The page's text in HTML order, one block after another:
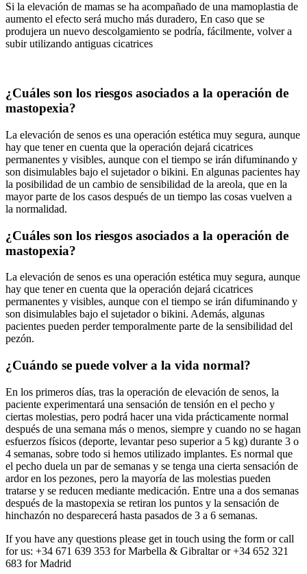
Si la elevación de mamas se ha acompañado de una mamoplastia de
aumento el efecto será mucho más duradero, En caso que se
produjera un nuevo descolgamiento se podría, fácilmente, volver a
subir utilizando antiguas cicatrices
¿Cuáles son los riesgos asociados a la operación de
mastopexia?
La elevación de senos es una operación estética muy segura, aunque
hay que tener en cuenta que la operación dejará cicatrices
permanentes y visibles, aunque con el tiempo se irán difuminando y
son disimulables bajo el sujetador o bikini. En algunas pacientes hay
la posibilidad de un cambio de sensibilidad de la areola, que en la
mayor parte de los casos después de un tiempo las cosas vuelven a
la normalidad.
¿Cuáles son los riesgos asociados a la operación de
mastopexia?
La elevación de senos es una operación estética muy segura, aunque
hay que tener en cuenta que la operación dejará cicatrices
permanentes y visibles, aunque con el tiempo se irán difuminando y
son disimulables bajo el sujetador o bikini. Además, algunas
pacientes pueden perder temporalmente parte de la sensibilidad del
pezón.
¿Cuándo se puede volver a la vida normal?
En los primeros días, tras la operación de elevación de senos, la
paciente experimentará una sensación de tensión en el pecho y
ciertas molestias, pero podrá hacer una vida prácticamente normal
después de una semana más o menos, siempre y cuando no se hagan
esfuerzos físicos (deporte, levantar peso superior a 5 kg) durante 3 o
4 semanas, sobre todo si hemos utilizado implantes. Es normal que
el pecho duela un par de semanas y se tenga una cierta sensación de
ardor en los pezones, pero la mayoría de las molestias pueden
tratarse y se reducen mediante medicación. Entre una a dos semanas
después de la mastopexia se retiran los puntos y la sensación de
hinchazón no desparecerá hasta pasados de 3 a 6 semanas.
If you have any questions please get in touch using the form or call
for us: +34 671 639 353 for Marbella & Gibraltar or +34 652 321
683 for Madrid